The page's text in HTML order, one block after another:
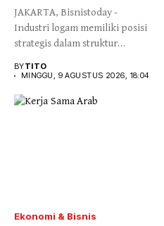
JAKARTA, Bisnistoday -
Industri logam memiliki posisi
strategis dalam struktur
BYTITO
MINGGU, 9 AGUSTUS 2026, 18:04
Ekonomi & Bisnis